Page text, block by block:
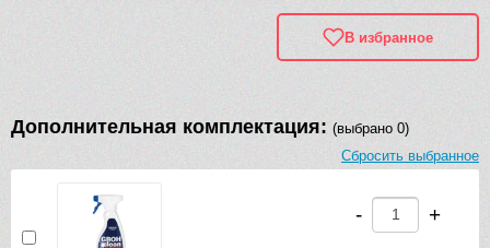
В избранное
Дополнительная комплектация: (выбрано 0)
Сбросить выбранное
- +